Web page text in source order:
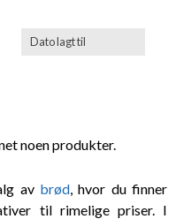
noen produkter.
av brød, hvor du finner
til rimelige priser. I